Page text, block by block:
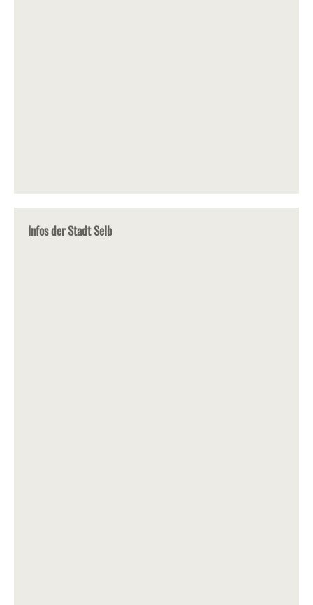
Infos der Stadt Selb